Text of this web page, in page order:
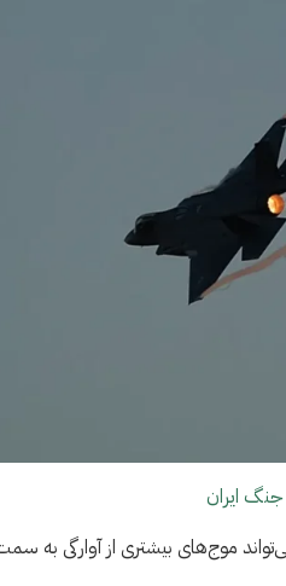
ایران
موج‌های بیشتری از آوارگی به سمت